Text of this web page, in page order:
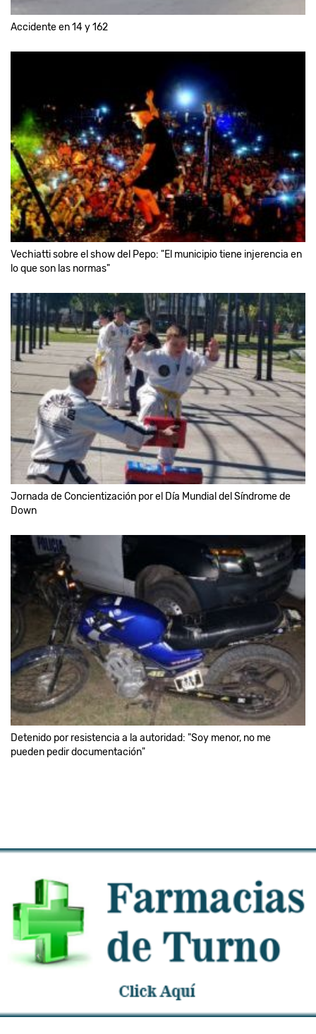
Accidente en 14 y 162
Vechiatti sobre el show del Pepo: "El municipio tiene injerencia en
lo que son las normas"
Jornada de Concientización por el Día Mundial del Síndrome de
Down
Detenido por resistencia a la autoridad: "Soy menor, no me
pueden pedir documentación"